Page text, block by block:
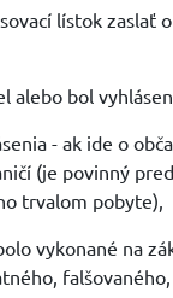
lístok zaslať
alebo bol
- ak ide o
(je povinný
trvalom pobyte),
vykonané na